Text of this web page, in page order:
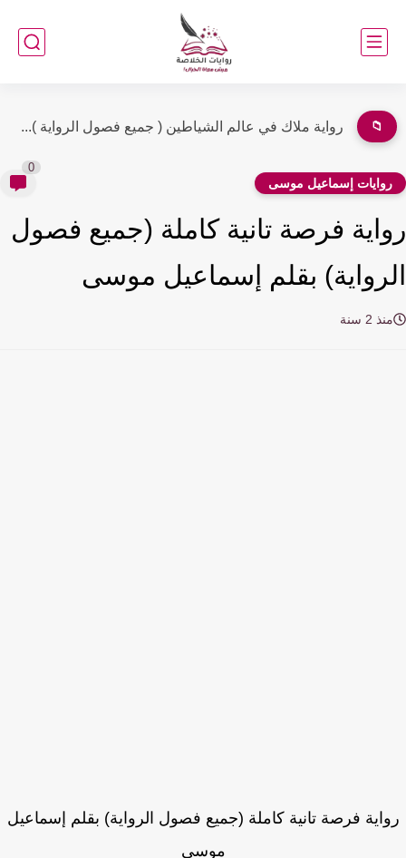
📁 رواية ملاك في عالم الشياطين ( جميع فصول الرواية )...
إسماعيل موسى
فرصة تانية كاملة (جميع فصول
بقلم إسماعيل موسى
2 سنة
فرصة تانية كاملة (جميع فصول الرواية) بقلم إسماعيل
موسى